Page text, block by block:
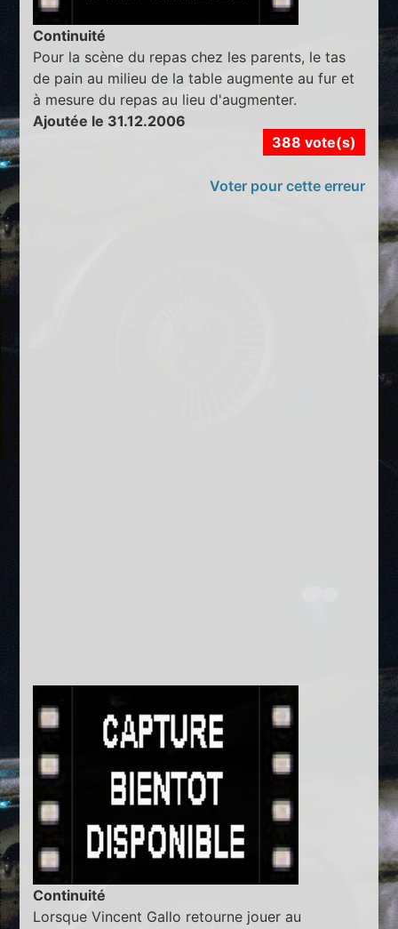
Continuité
Pour la scène du repas chez les parents, le tas
de pain au milieu de la table augmente au fur et
à mesure du repas au lieu d'augmenter.
Ajoutée le 31.12.2006
388 vote(s)
Voter pour cette erreur
Continuité
Lorsque Vincent Gallo retourne jouer au